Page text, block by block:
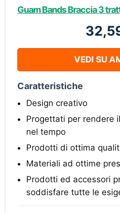
Guam Bands Braccia 3
VEDI SU
Caratteristiche
Design creativo
Progettati per rendere
nel tempo
Prodotti di ottima
Materiali ad ottime
Prodotti ed accessori
soddisfare tutte le